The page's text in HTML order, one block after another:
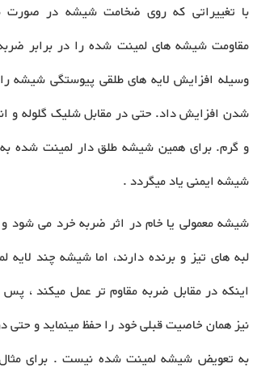
با تغییراتی که روی ضخامت شیشه در صورت
مقاومت شیشه های لمینت شده را در برابر ضربه
وسیله افزایش لایه های طلقی پیوستگی شیشه
شدن افزایش داد. حتی در مقابل شلیک گلوله و
و گرم. برای همین شیشه طلق دار لمینت شده به
شیشه ایمنی یاد میگردد .
شیشه معمولی یا خام در اثر ضربه خرد می شود
لبه های تیز و برنده دارند، اما شیشه چند لایه
اینکه در مقابل ضربه مقاوم تر عمل میکند ،
نیز همان خاصیت قبلی خود را حفظ مینماید و حتی
به تعویض شیشه لمینت شده نیست . برای